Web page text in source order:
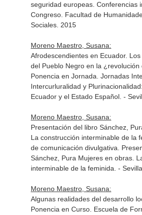
seguridad europeas. Conferencias
Congreso. Facultad de
Sociales. 2015
Moreno Maestro, Susana:
Afrodescendientes en Ecuador.
del Pueblo Negro en la ¿revolución
Ponencia en Jornada. Jornadas
Intercurluralidad y
Ecuador y el Estado Español. -
Moreno Maestro, Susana:
Presentación del libro Sánchez,
La construcción interminable de la
de comunicación divulgativa.
Sánchez, Pura Mujeres en obras.
interminable de la feminida. -
Moreno Maestro, Susana:
Algunas realidades del desarrollo
Ponencia en Curso. Escuela de